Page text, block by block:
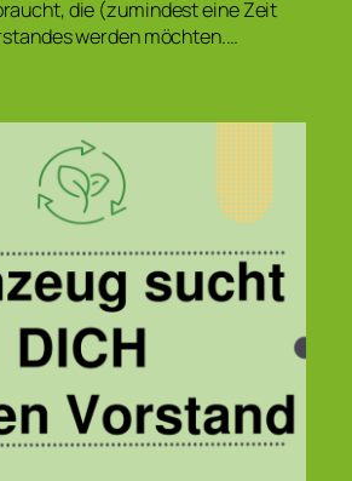
die (zumindest eine Zeit
werden möchten.…